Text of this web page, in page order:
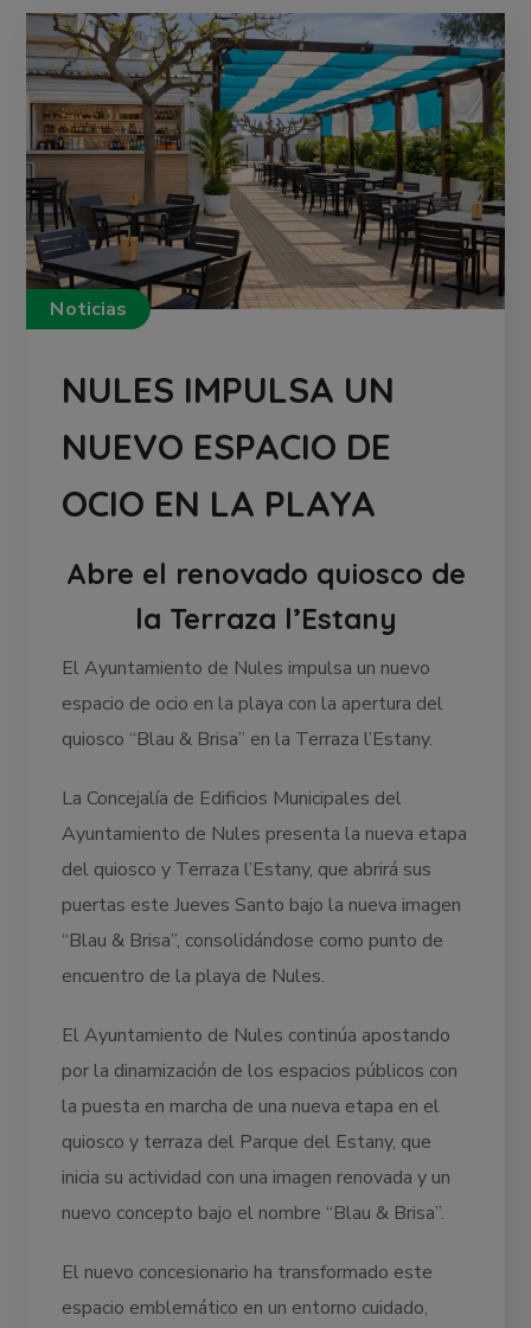
Noticias
NULES IMPULSA UN
NUEVO ESPACIO DE
OCIO EN LA PLAYA
Abre el renovado quiosco de
la Terraza l’Estany
El Ayuntamiento de Nules impulsa un nuevo
espacio de ocio en la playa con la apertura del
quiosco “Blau & Brisa” en la Terraza l’Estany.
La Concejalía de Edificios Municipales del
Ayuntamiento de Nules presenta la nueva etapa
del quiosco y Terraza l’Estany, que abrirá sus
puertas este Jueves Santo bajo la nueva imagen
“Blau & Brisa”, consolidándose como punto de
encuentro de la playa de Nules.
El Ayuntamiento de Nules continúa apostando
por la dinamización de los espacios públicos con
la puesta en marcha de una nueva etapa en el
quiosco y terraza del Parque del Estany, que
inicia su actividad con una imagen renovada y un
nuevo concepto bajo el nombre “Blau & Brisa”.
El nuevo concesionario ha transformado este
espacio emblemático en un entorno cuidado,